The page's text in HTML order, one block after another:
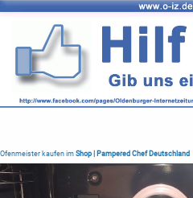
Ofenmeister kaufen im Shop | Pampered Chef Deutschland